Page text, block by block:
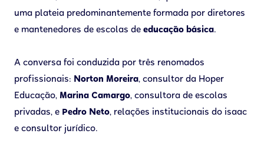
uma plateia predominantemente formada por diretores
e mantenedores de escolas de educação básica.
A conversa foi conduzida por três renomados
profissionais: Norton Moreira, consultor da Hoper
Educação, Marina Camargo, consultora de escolas
privadas, e Pedro Neto, relações institucionais do isaac
e consultor jurídico.